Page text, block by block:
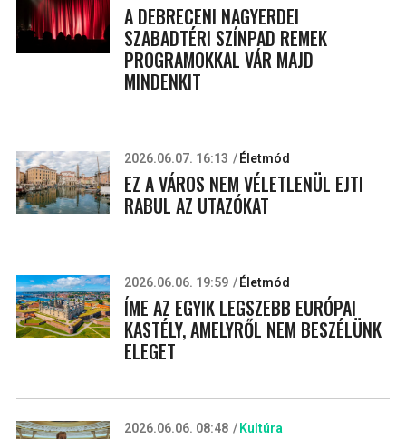
A DEBRECENI NAGYERDEI
SZABADTÉRI SZÍNPAD REMEK
PROGRAMOKKAL VÁR MAJD
MINDENKIT
2026.06.07. 16:13 Életmód
EZ A VÁROS NEM VÉLETLENÜL EJTI
RABUL AZ UTAZÓKAT
2026.06.06. 19:59 Életmód
ÍME AZ EGYIK LEGSZEBB EURÓPAI
KASTÉLY, AMELYRŐL NEM BESZÉLÜNK
ELEGET
2026.06.06. 08:48 Kultúra